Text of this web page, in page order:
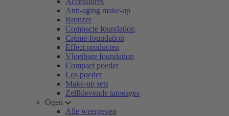
Anti-aging make-up
Bronzer
Compacte foundation
Crème-foundation
Effect producten
Vloeibare foundation
Compact poeder
Los poeder
Make-up sets
Zelfklevende tatoeages
Ogen
Alle weergeven